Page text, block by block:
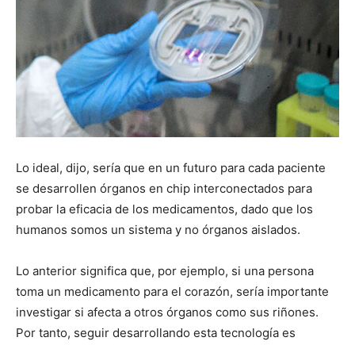
Lo ideal, dijo, sería que en un futuro para cada paciente
se desarrollen órganos en chip interconectados para
probar la eficacia de los medicamentos, dado que los
humanos somos un sistema y no órganos aislados.
Lo anterior significa que, por ejemplo, si una persona
toma un medicamento para el corazón, sería importante
investigar si afecta a otros órganos como sus riñones.
Por tanto, seguir desarrollando esta tecnología es